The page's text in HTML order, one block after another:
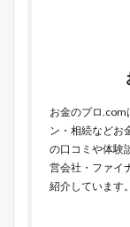
お金のプロ.com
ン・相続などお
の口コミや体験
営会社・ファイ
紹介しています。